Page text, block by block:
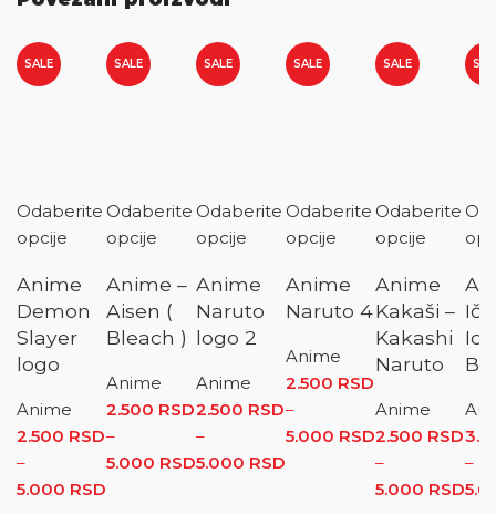
SALE
Odaberite
opcije
Anime
Demon
Slayer
logo
Anime
2.500 RSD
–
5.000 RSD Raspon cena: od 2.500 RSD do 5.000 RSD
SALE
Odaberite
opcije
Anime –
Aisen (
Bleach )
Anime
2.500 RSD
–
5.000 RSDRaspon cena: od 2.500 RSD do
SALE
Odaberite
opcije
Anime
Naruto
logo 2
Anime
2.500 RSD
–
5.000 RSD Raspon cena: od
2.500 RSD do
SALE
Odaberite
opcije
Anime
Naruto 4
Anime
2.500 RSD
–
5.000 RSDRaspon
cena: od
2.500 RSD
SALE
Odaberite
opcije
Anime
Kakaši –
Kakashi
Naruto
Anime
2.500 RSD
–
5.000 RSD
–